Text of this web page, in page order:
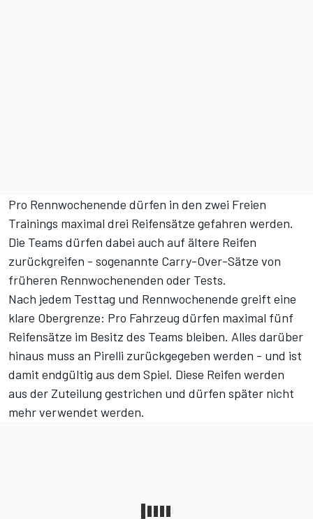
Pro Rennwochenende dürfen in den zwei Freien
Trainings maximal drei Reifensätze gefahren werden.
Die Teams dürfen dabei auch auf ältere Reifen
zurückgreifen - sogenannte Carry-Over-Sätze von
früheren Rennwochenenden oder Tests.
Nach jedem Testtag und Rennwochenende greift eine
klare Obergrenze: Pro Fahrzeug dürfen maximal fünf
Reifensätze im Besitz des Teams bleiben. Alles darüber
hinaus muss an Pirelli zurückgegeben werden - und ist
damit endgültig aus dem Spiel. Diese Reifen werden
aus der Zuteilung gestrichen und dürfen später nicht
mehr verwendet werden.